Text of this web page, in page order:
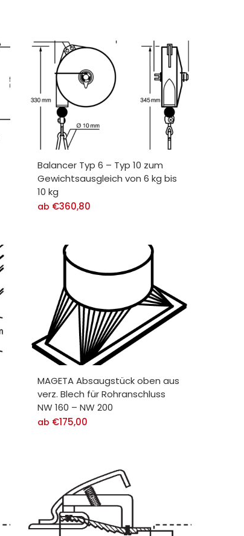
Balancer Typ 6 – Typ 10 zum
Gewichtsausgleich von 6 kg bis
10 kg
ab €360,80
MAGETA Absaugstück oben aus
verz. Blech für Rohranschluss
NW 160 – NW 200
ab €175,00